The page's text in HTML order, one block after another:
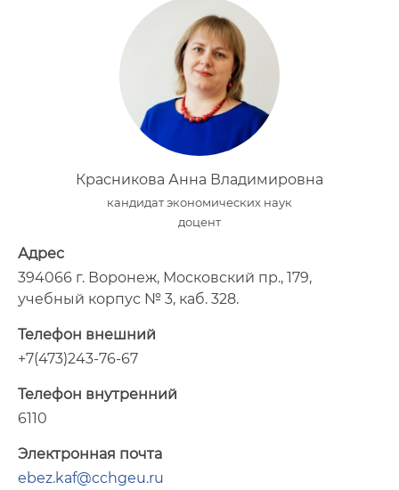
Красникова Анна Владимировна
кандидат экономических наук
доцент
Адрес
394066 г. Воронеж, Московский пр., 179,
учебный корпус № 3, каб. 328.
Телефон внешний
+7(473)243-76-67
Телефон внутренний
6110
Электронная почта
ebez.kaf@cchgeu.ru